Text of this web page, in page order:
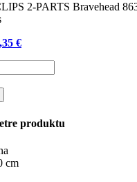
2-PARTS Bravehead
€
produktu
cm